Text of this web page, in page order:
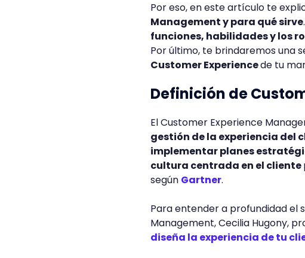
Por eso, en este artículo te
Management y para qué sirve
funciones, habilidades y los
Por último, te brindaremos una
Customer Experiencede tu
Definición de
El Customer Experience
gestión de la experiencia del
implementar planes
cultura centrada en el cliente
según Gartner.
Para entender a profundidad el
Management, Cecilia Hugony,
diseña la experiencia de tu